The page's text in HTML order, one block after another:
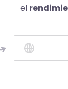
los
servicios
de
el